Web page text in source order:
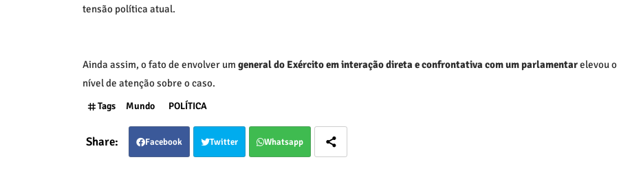
tensão política atual.
Ainda assim, o fato de envolver um general do Exército em interação direta e confrontativa com um parlamentarelevou o
nível de atenção sobre o caso.
Tags Mundo POLÍTICA
Facebook Twitter Whatsapp